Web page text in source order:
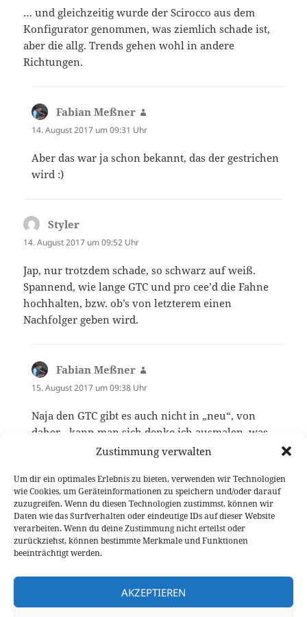
Zustimmung verwalten
Um dir ein optimales Erlebnis zu bieten, verwenden wir Technologien
wie Cookies, um Geräteinformationen zu speichern und/oder darauf
zuzugreifen. Wenn du diesen Technologien zustimmst, können wir
Daten wie das Surfverhalten oder eindeutige IDs auf dieser Website
verarbeiten. Wenn du deine Zustimmung nicht erteilst oder
zurückziehst, können bestimmte Merkmale und Funktionen
beeinträchtigt werden.
AKZEPTIEREN
… und gleichzeitig wurde der Scirocco aus dem
Konfigurator genommen, was ziemlich schade ist,
aber die allg. Trends gehen wohl in andere
Richtungen.
Fabian Meßner
14. August 2017 um 09:31 Uhr
Aber das war ja schon bekannt, das der gestrichen
wird :)
Styler
14. August 2017 um 09:52 Uhr
Jap, nur trotzdem schade, so schwarz auf weiß.
Spannend, wie lange GTC und pro cee’d die Fahne
hochhalten, bzw. ob’s von letzterem einen
Nachfolger geben wird.
Fabian Meßner
15. August 2017 um 09:38 Uhr
Naja den GTC gibt es auch nicht in „neu“, von
daher…kann man sich denke ich ausmalen, was
mit dem passieren wird :)
Die Kommentare sind geschlossen.
Beitragsnavigation
VORHERIGER
Beitrag:
Jeder Tag ein Rallye-Ausflug mit dem
MINI Countryman